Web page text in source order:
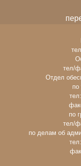
тел/
Отдел
по
тел/
по делам об